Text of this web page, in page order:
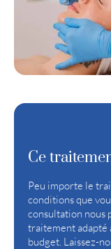
Ce
Peu importe le
conditions que
consultation nous
traitement adapté
budget. Laissez-